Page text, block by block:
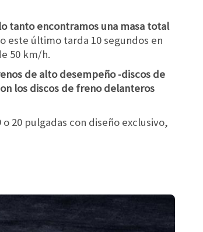
tanto encontramos una masa total
este último tarda 10 segundos en
50 km/h.
de alto desempeño -discos de
los discos de freno delanteros
20 pulgadas con diseño exclusivo,